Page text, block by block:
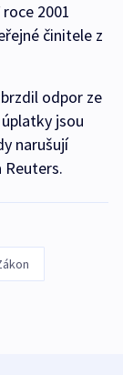
2001
činitele z
odpor ze
jsou
narušují